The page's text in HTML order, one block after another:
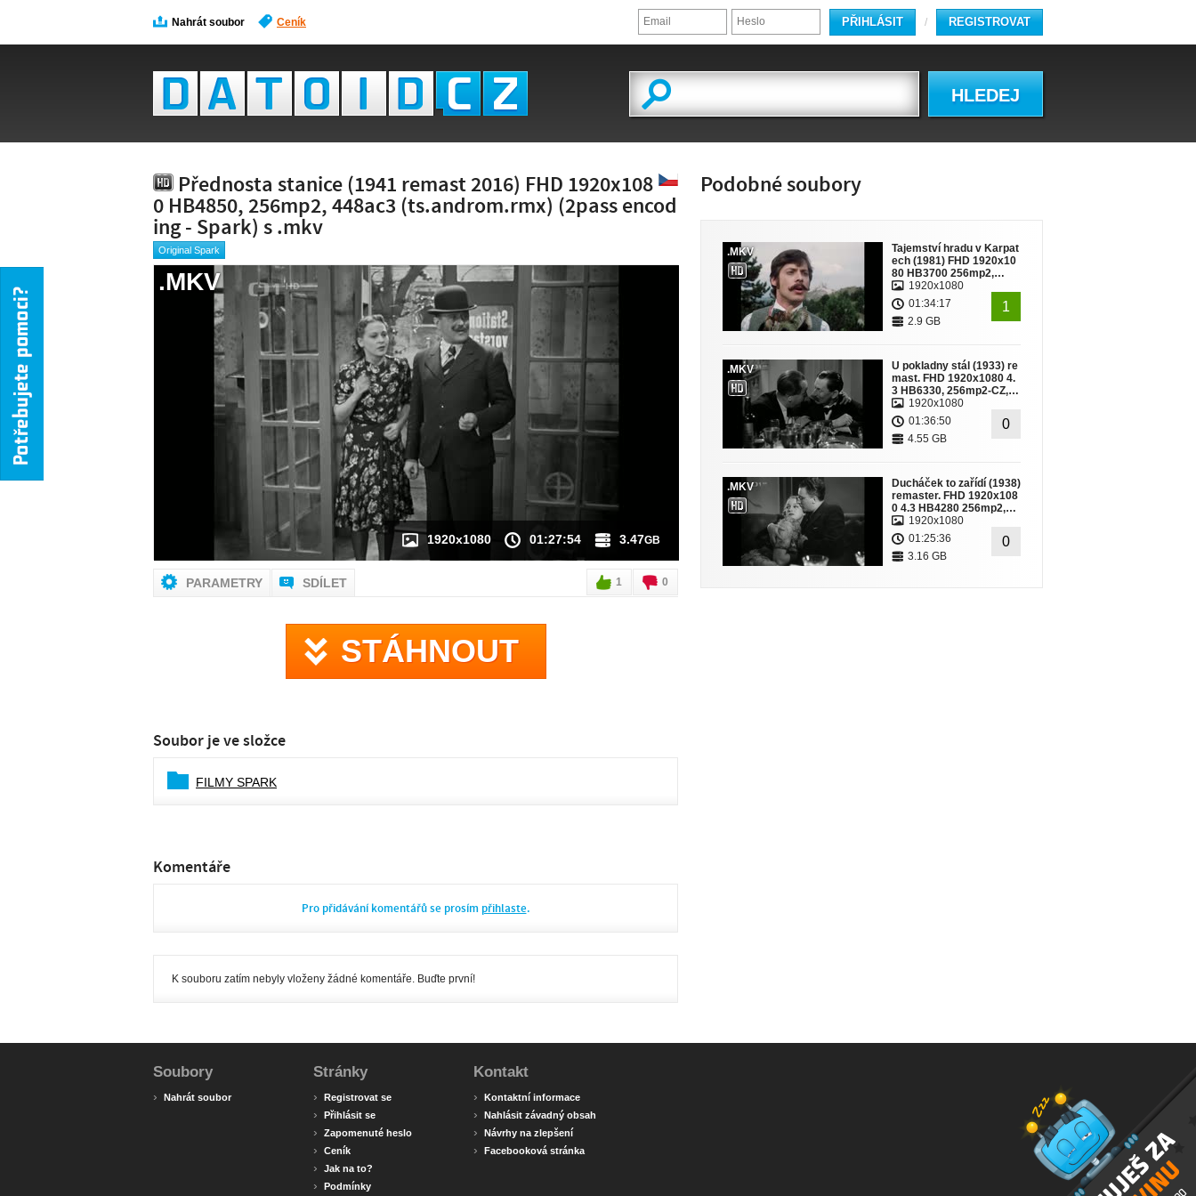
Nahrát soubor Ceník /
PŘIHLÁSIT REGISTROVAT
HLEDEJ
Přednosta stanice (1941 remast 2016) FHD 1920x108
0 HB4850, 256mp2, 448ac3 (ts.androm.rmx) (2pass encod
ing - Spark) s .mkv
Original Spark
NÁHLED VIDEA
NENÍ K DISPOZICI
1920x1080 01:27:54 3.47GB
.MKV
PARAMETRY SDÍLET 1 0
STÁHNOUT
Soubor je ve složce
FILMY SPARK
Komentáře
Pro přidávání komentářů se prosím přihlaste.
K souboru zatím nebyly vloženy žádné komentáře. Buďte první!
Podobné soubory
.MKV
Tajemství hradu v Karpat
ech (1981) FHD 1920x10
80 HB3700 256mp2,…
1920x1080
01:34:17
2.9 GB
1
.MKV
U pokladny stál (1933) re
mast. FHD 1920x1080 4.
3 HB6330, 256mp2-CZ,…
1920x1080
01:36:50
4.55 GB
0
.MKV
Ducháček to zařídí (1938)
remaster. FHD 1920x108
0 4.3 HB4280 256mp2,…
1920x1080
01:25:36
3.16 GB
0
Soubory
› Nahrát soubor
Stránky
› Registrovat se
› Přihlásit se
› Zapomenuté heslo
› Ceník
› Jak na to?
› Podmínky
Kontakt
› Kontaktní informace
› Nahlásit závadný obsah
› Návrhy na zlepšení
› Facebooková stránka